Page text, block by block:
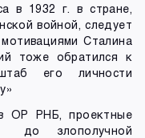
в 1932 г. в стране,
войной, следует
Сталина
тоже обратился к
его личности
ОР РНБ, проектные
злополучной